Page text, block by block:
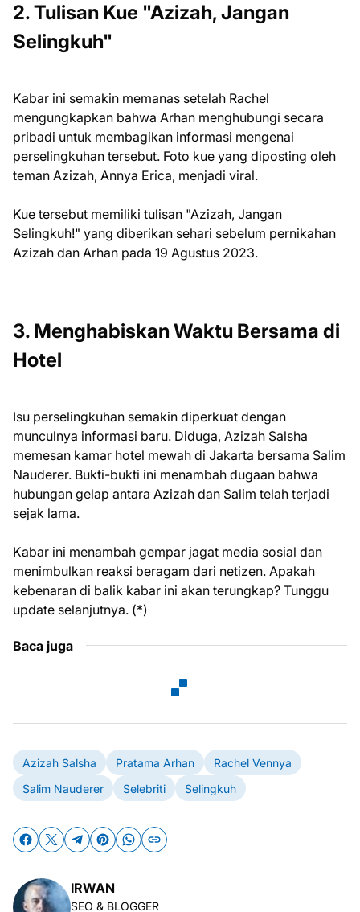
2. Tulisan Kue "Azizah, Jangan
Selingkuh"
Kabar ini semakin memanas setelah Rachel
mengungkapkan bahwa Arhan menghubungi secara
pribadi untuk membagikan informasi mengenai
perselingkuhan tersebut. Foto kue yang diposting oleh
teman Azizah, Annya Erica, menjadi viral.
Kue tersebut memiliki tulisan "Azizah, Jangan
Selingkuh!" yang diberikan sehari sebelum pernikahan
Azizah dan Arhan pada 19 Agustus 2023.
3. Menghabiskan Waktu Bersama di
Hotel
Isu perselingkuhan semakin diperkuat dengan
munculnya informasi baru. Diduga, Azizah Salsha
memesan kamar hotel mewah di Jakarta bersama Salim
Nauderer. Bukti-bukti ini menambah dugaan bahwa
hubungan gelap antara Azizah dan Salim telah terjadi
sejak lama.
Kabar ini menambah gempar jagat media sosial dan
menimbulkan reaksi beragam dari netizen. Apakah
kebenaran di balik kabar ini akan terungkap? Tunggu
update selanjutnya. (*)
Baca juga
Azizah Salsha Pratama Arhan
Rachel Vennya
Salim Nauderer
Selebriti Selingkuh
IRWAN
SEO & BLOGGER